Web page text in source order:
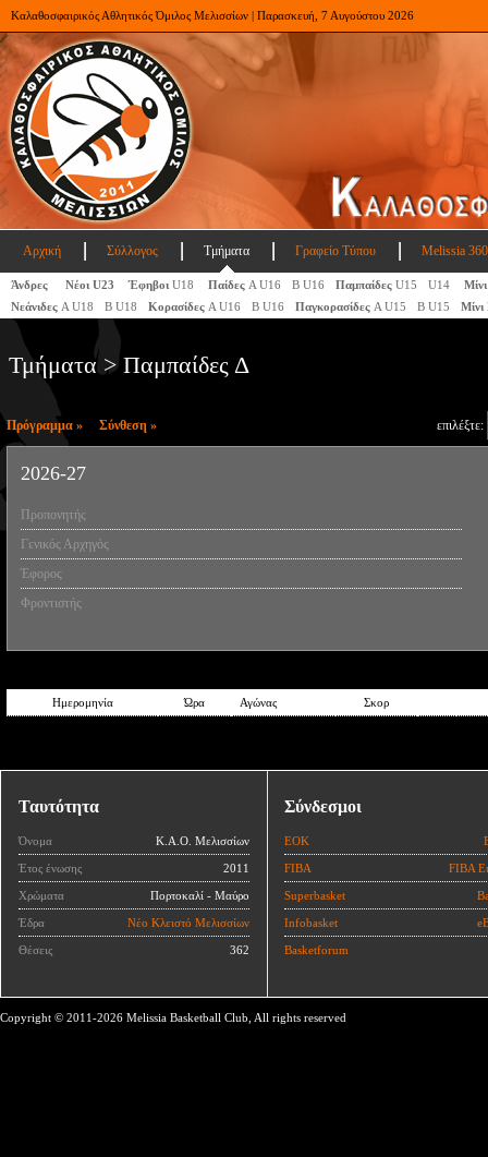
Καλαθοσφαιρικός Αθλητικός Όμιλος Μελισσίων | Παρασκευή, 7 Αυγούστου 2026
Αρχική Σύλλογος Τμήματα Γραφείο Τύπου Melissia
Άνδρες Νέοι U23 Έφηβοι U18 Παίδες Α U16 Β U16 Παμπαίδες U15 U14
Νεάνιδες Α U18 Β U18 Κορασίδες Α U16 Β U16 Παγκορασίδες A U15 Β U15
Τμήματα > Παμπαίδες Δ
Πρόγραμμα » Σύνθεση » επιλέξτε:
2026-27
Προπονητής
Γενικός Αρχηγός
Έφορος
Φροντιστής
Ημερομηνία Ώρα Αγώνας Σκορ
Ταυτότητα
Όνομα Κ.Α.Ο. Μελισσίων
Έτος ένωσης 2011
Χρώματα Πορτοκαλί - Μαύρο
Έδρα Νέο Κλειστό Μελισσίων
Θέσεις 362
Σύνδεσμοι
ΕΟΚ
FIBA FIBA
Superbasket
Infobasket
Basketforum
Copyright © 2011-2026 Melissia Basketball Club, All rights reserved